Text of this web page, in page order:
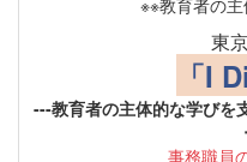
※※教育者の
東
「I
---教育者の主体的な学びを
事務職員